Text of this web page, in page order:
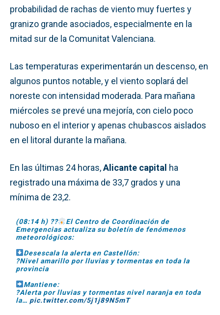
probabilidad de rachas de viento muy fuertes y
granizo grande asociados, especialmente en la
mitad sur de la Comunitat Valenciana.
Las temperaturas experimentarán un descenso, en
algunos puntos notable, y el viento soplará del
noreste con intensidad moderada. Para mañana
miércoles se prevé una mejoría, con cielo poco
nuboso en el interior y apenas chubascos aislados
en el litoral durante la mañana.
En las últimas 24 horas,Alicante capital ha
registrado una máxima de 33,7 grados y una
mínima de 23,2.
(08:14 h) ??
El Centro de Coordinación de
Emergencias actualiza su boletín de fenómenos
meteorológicos:
Desescala la alerta en Castellón:
?Nivel amarillo por lluvias y tormentas en toda la
provincia
Mantiene:
?Alerta por lluvias y tormentas nivel naranja en toda
la… pic.twitter.com/5j1j89N5mT